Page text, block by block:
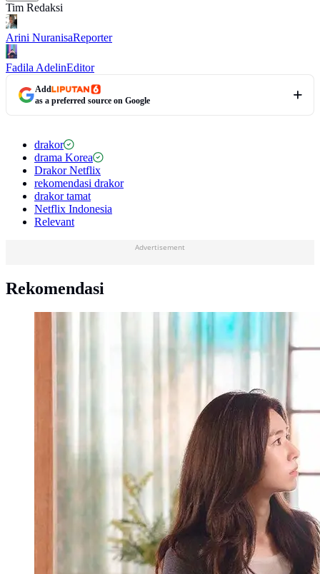
Tim Redaksi
Arini NuranisaReporter
Fadila AdelinEditor
Add
as a preferred source on Google
drakor
drama Korea
Drakor Netflix
rekomendasi drakor
drakor tamat
Netflix Indonesia
Relevant
Advertisement
Rekomendasi